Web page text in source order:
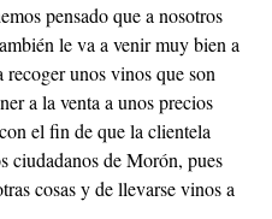
pensado que a nosotros
le va a venir muy bien a
unos vinos que son
a la venta a unos precios
el fin de que la clientela
ciudadanos de Morón, pues
cosas y de llevarse vinos a